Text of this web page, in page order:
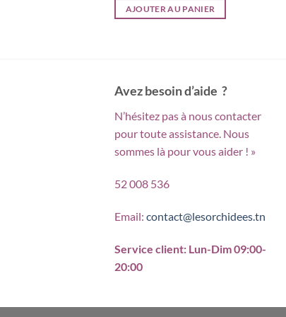
initial
était :
AJOUTER AU PANIER
Avez besoin d’aide ?
N’hésitez pas à nous contacter
pour toute assistance. Nous
sommes là pour vous aider ! »
52 008 536
Email: contact@lesorchidees.tn
Service client: Lun-Dim 09:00-
20:00